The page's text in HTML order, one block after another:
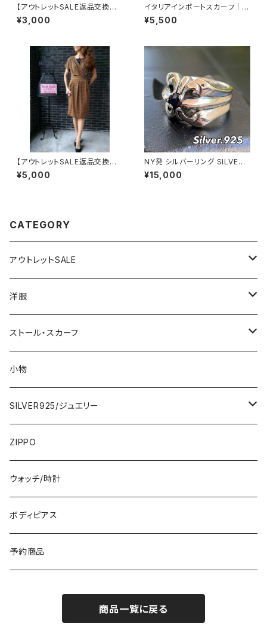
【アウトレットSALE返品交換不
可8/20まで】イタリア/ITALYイ
ンポート 大判ストール・SILK F
¥3,000
イタリアインポートスカーフ｜小
さめスカーフ ツヤスカーフ・SIL
K風 バッグスカーフ/オレンジ＆
¥5,500
【アウトレットSALE返品交換不
可8/20まで】フランス製インポ
ートワンピース｜LONNKEL P
¥5,000
NY発 シルバーリング SILVER9
25 百合 王冠 フローラルリング
ブラックストーン 指輪
¥15,000
CATEGORY
アウトレットSALE
1000円
2000円
3000円
5000円
7000円
洋服
インポートワンピース
ロング・マキシ
ひざ・ミディ
トップス・カーディガン・アウター
カーディガン
イタリア製ジャケット
スカート・パンツ
ストール・スカーフ
大判ストール・ロングスカーフ
小さめスカーフ
コットンストール・スカーフ
冬物・マフラー
小物
SILVER925/ジュエリー
指輪・リング
ネックレス・ペンダントトップ
ピアス・イヤリング
ブレスレット・バングル
ZIPPO
ウォッチ/時計
ボディピアス
予約商品
商品一覧に戻る